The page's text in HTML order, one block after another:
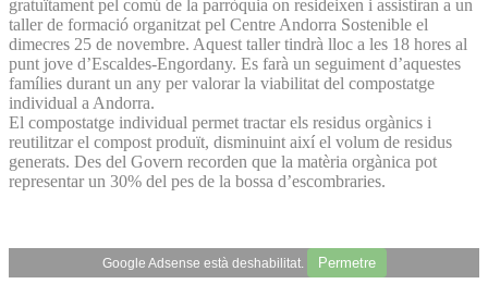
gratuïtament pel comú de la parròquia on resideixen i assistiran a un
taller de formació organitzat pel Centre Andorra Sostenible el
dimecres 25 de novembre. Aquest taller tindrà lloc a les 18 hores al
punt jove d’Escaldes-Engordany. Es farà un seguiment d’aquestes
famílies durant un any per valorar la viabilitat del compostatge
individual a Andorra.
El compostatge individual permet tractar els residus orgànics i
reutilitzar el compost produït, disminuint així el volum de residus
generats. Des del Govern recorden que la matèria orgànica pot
representar un 30% del pes de la bossa d’escombraries.
Google Adsense està deshabilitat. Permetre